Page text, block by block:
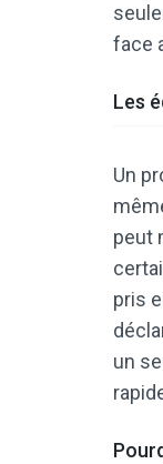
face
Les
Un
peut
pris
un